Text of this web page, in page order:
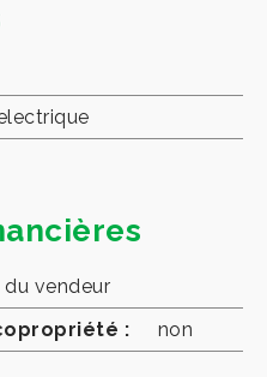
du vendeur
:
non